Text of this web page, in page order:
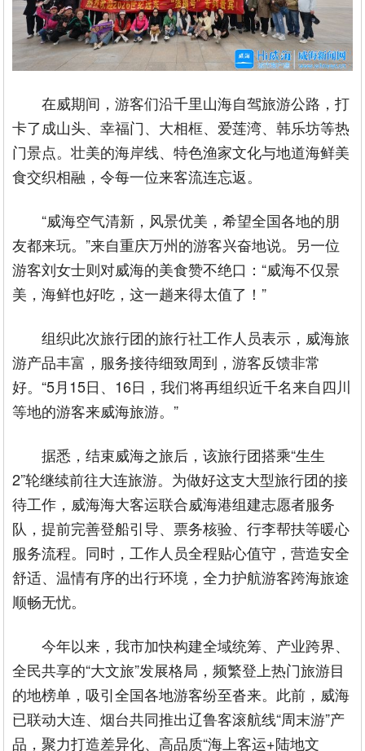
在威期间，游客们沿千里山海自驾旅游公路，打
卡了成山头、幸福门、大相框、爱莲湾、韩乐坊等热
门景点。壮美的海岸线、特色渔家文化与地道海鲜美
食交织相融，令每一位来客流连忘返。
“威海空气清新，风景优美，希望全国各地的朋
友都来玩。”来自重庆万州的游客兴奋地说。另一位
游客刘女士则对威海的美食赞不绝口：“威海不仅景
美，海鲜也好吃，这一趟来得太值了！”
组织此次旅行团的旅行社工作人员表示，威海旅
游产品丰富，服务接待细致周到，游客反馈非常
好。“5月15日、16日，我们将再组织近千名来自四川
等地的游客来威海旅游。”
据悉，结束威海之旅后，该旅行团搭乘“生生
2”轮继续前往大连旅游。为做好这支大型旅行团的接
待工作，威海海大客运联合威海港组建志愿者服务
队，提前完善登船引导、票务核验、行李帮扶等暖心
服务流程。同时，工作人员全程贴心值守，营造安全
舒适、温情有序的出行环境，全力护航游客跨海旅途
顺畅无忧。
今年以来，我市加快构建全域统筹、产业跨界、
全民共享的“大文旅”发展格局，频繁登上热门旅游目
的地榜单，吸引全国各地游客纷至沓来。此前，威海
已联动大连、烟台共同推出辽鲁客滚航线“周末游”产
品，聚力打造差异化、高品质“海上客运+陆地文